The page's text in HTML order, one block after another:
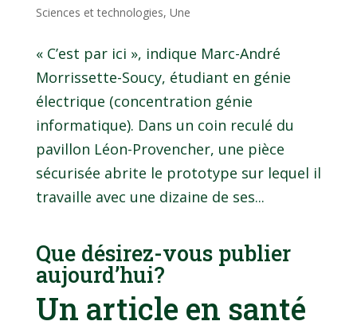
Sciences et technologies, Une
« C’est par ici », indique Marc-André
Morrissette-Soucy, étudiant en génie
électrique (concentration génie
informatique). Dans un coin reculé du
pavillon Léon-Provencher, une pièce
sécurisée abrite le prototype sur lequel il
travaille avec une dizaine de ses...
Que désirez-vous publier
aujourd’hui?
Un article en santé